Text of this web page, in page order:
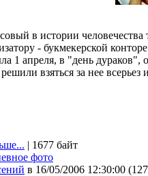
в истории человечества
- букмекерской
1 апреля, в "день дураков",
взяться за нее
| 1677 байт
фото
в 16/05/2006 12:30:00 (